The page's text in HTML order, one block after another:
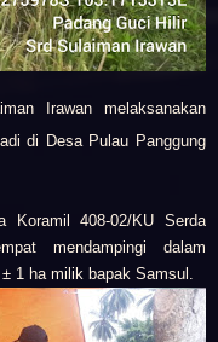
Irawan melaksanakan
di Desa Pulau Panggung
Koramil 408-02/KU Serda
mendampingi dalam
1 ha milik bapak Samsul.